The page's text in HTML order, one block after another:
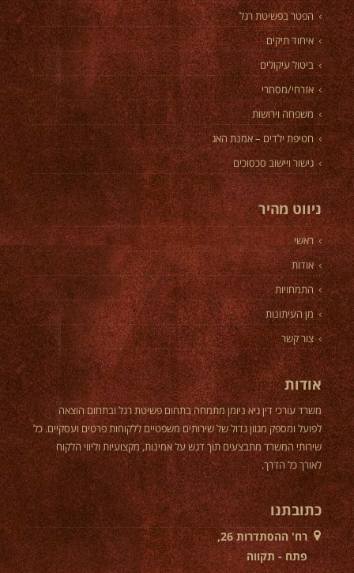
הפטר בפשיטת רגל
איחוד תיקים
ביטול עיקולים
אזרחי/מסחרי
משפחה וירושות
חטיפת ילדים – אמנת האג
גישור ויישוב סכסוכים
ניווט מהיר
ראשי
אודות
התמחויות
מן העיתונות
צור קשר
אודות
משרד עורכי דין גיא ניומן מתמחה בתחום פשיטת רגל ובתחום הוצאה
לפועל ומספק מגוון גדול של שירותים משפטיים ללקוחות פרטים ועסקיים. כל
שירותי המשרד מתבצעים תוך דגש על אמינות, מקצועיות וליווי הלקוח
לאורך כל הדרך.
כתובתנו
רח' ההסתדרות 26,
פתח - תקווה